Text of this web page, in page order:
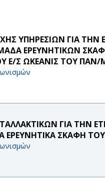
ΥΠΗΡΕΣΙΩΝ ΓΙΑ
ΕΡΕΥΝΗΤΙΚΩΝ
Ε/Σ ΩΚΕΑΝΙΣ ΤΟΥ ΠΑΝ/
ΓΙΑ ΤΗΝ
ΕΡΕΥΝΗΤΙΚΑ ΣΚΑΦΗ